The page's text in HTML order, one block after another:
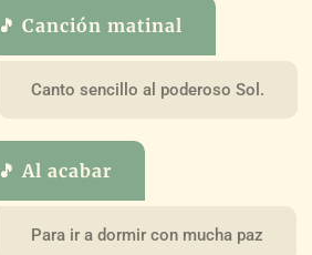
🎵 Canción matinal
Canto sencillo al poderoso Sol.
🎵 Al acabar
Para ir a dormir con mucha paz